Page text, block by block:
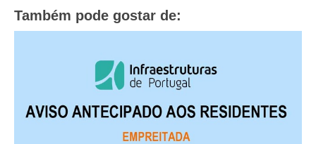
OFERTAS DE EMPREGO
CONTACTO E HORÁRIO GIP
Também pode gostar de: